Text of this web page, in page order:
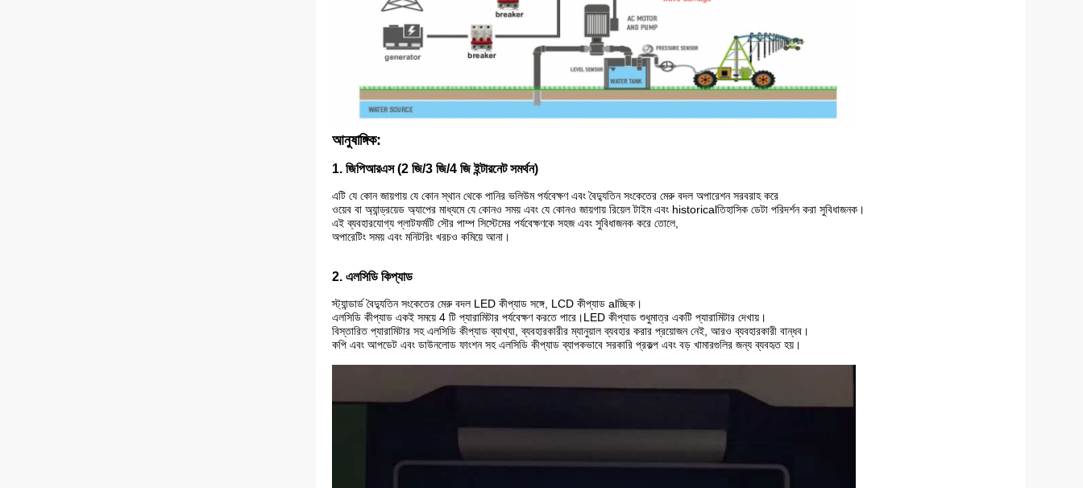
আনুষাঙ্গিক:
1. জিপিআরএস (2 জি/3 জি/4 জি ইন্টারনেট সমর্থন)
এটি যে কোন জায়গায় যে কোন স্থান থেকে পানির ভলিউম পর্যবেক্ষণ এবং বৈদ্যুতিন সংকেতের মেরু বদল অপারেশন সরবরাহ করে
ওয়েব বা অ্যান্ড্রয়েড অ্যাপের মাধ্যমে যে কোনও সময় এবং যে কোনও জায়গায় রিয়েল টাইম এবং historicalতিহাসিক ডেটা পরিদর্শন করা সুবিধাজনক।
এই ব্যবহারযোগ্য প্লাটফর্মটি সৌর পাম্প সিস্টেমের পর্যবেক্ষণকে সহজ এবং সুবিধাজনক করে তোলে,
অপারেটিং সময় এবং মনিটরিং খরচও কমিয়ে আনা।
2. এলসিডি কিপ্যাড
স্ট্যান্ডার্ড বৈদ্যুতিন সংকেতের মেরু বদল LED কীপ্যাড সঙ্গে, LCD কীপ্যাড alচ্ছিক।
এলসিডি কীপ্যাড একই সময়ে 4 টি প্যারামিটার পর্যবেক্ষণ করতে পারে।LED কীপ্যাড শুধুমাত্র একটি প্যারামিটার দেখায়।
বিস্তারিত প্যারামিটার সহ এলসিডি কীপ্যাড ব্যাখ্যা, ব্যবহারকারীর ম্যানুয়াল ব্যবহার করার প্রয়োজন নেই, আরও ব্যবহারকারী বান্ধব।
কপি এবং আপডেট এবং ডাউনলোড ফাংশন সহ এলসিডি কীপ্যাড ব্যাপকভাবে সরকারি প্রকল্প এবং বড় খামারগুলির জন্য ব্যবহৃত হয়।